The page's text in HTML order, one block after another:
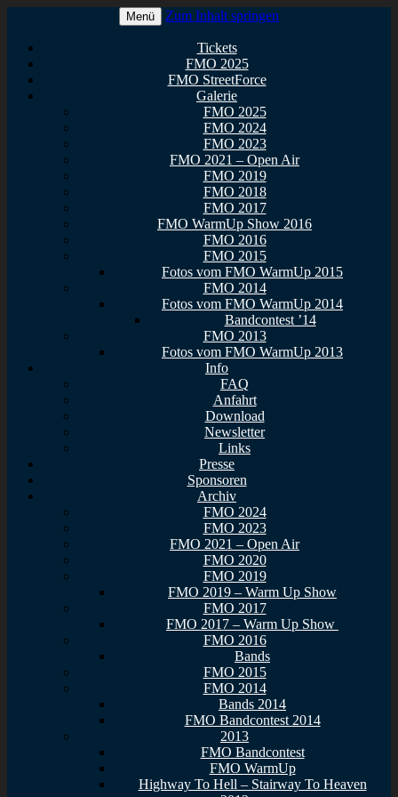
FullMetal Osthessen – 13. FMO
2026
Menü Zum Inhalt springen
Tickets
FMO 2025
FMO StreetForce
Galerie
FMO 2025
FMO 2024
FMO 2023
FMO 2021 – Open Air
FMO 2019
FMO 2018
FMO 2017
FMO WarmUp Show 2016
FMO 2016
FMO 2015
Fotos vom FMO WarmUp 2015
FMO 2014
Fotos vom FMO WarmUp 2014
Bandcontest ’14
FMO 2013
Fotos vom FMO WarmUp 2013
Info
FAQ
Anfahrt
Download
Newsletter
Links
Presse
Sponsoren
Archiv
FMO 2024
FMO 2023
FMO 2021 – Open Air
FMO 2020
FMO 2019
FMO 2019 – Warm Up Show
FMO 2017
FMO 2017 – Warm Up Show
FMO 2016
Bands
FMO 2015
FMO 2014
Bands 2014
FMO Bandcontest 2014
2013
FMO Bandcontest
FMO WarmUp
Highway To Hell – Stairway To Heaven